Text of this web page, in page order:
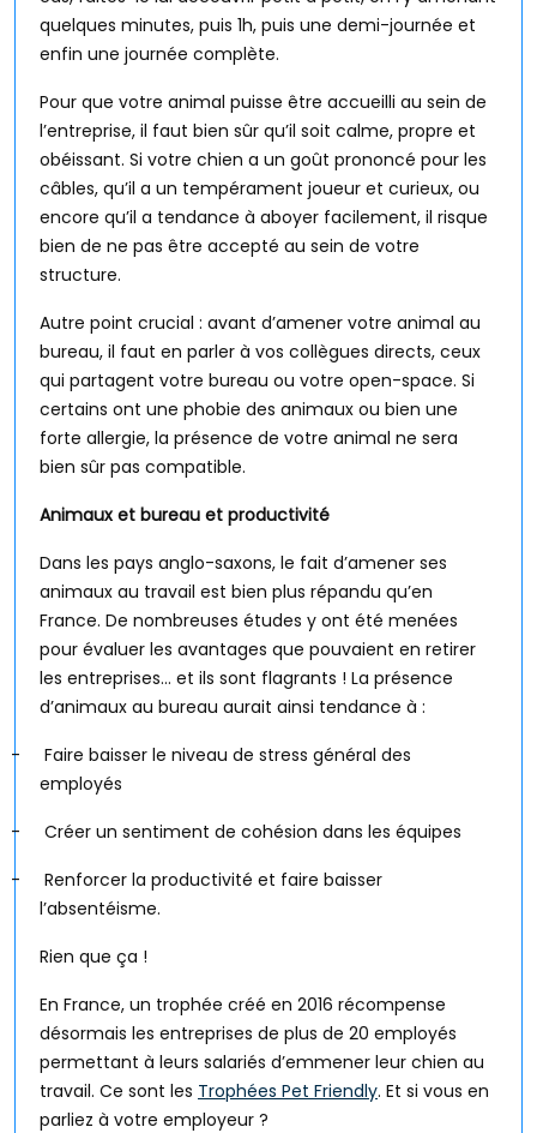
quelques minutes, puis 1h, puis une demi-journée et
enfin une journée complète.
Pour que votre animal puisse être accueilli au sein de
l’entreprise, il faut bien sûr qu’il soit calme, propre et
obéissant. Si votre chien a un goût prononcé pour les
câbles, qu’il a un tempérament joueur et curieux, ou
encore qu’il a tendance à aboyer facilement, il risque
bien de ne pas être accepté au sein de votre
structure.
Autre point crucial : avant d’amener votre animal au
bureau, il faut en parler à vos collègues directs, ceux
qui partagent votre bureau ou votre open-space. Si
certains ont une phobie des animaux ou bien une
forte allergie, la présence de votre animal ne sera
bien sûr pas compatible.
Animaux et bureau et productivité
Dans les pays anglo-saxons, le fait d’amener ses
animaux au travail est bien plus répandu qu’en
France. De nombreuses études y ont été menées
pour évaluer les avantages que pouvaient en retirer
les entreprises… et ils sont flagrants ! La présence
d’animaux au bureau aurait ainsi tendance à :
-
Faire baisser le niveau de stress général des
employés
-
Créer un sentiment de cohésion dans les équipes
-
Renforcer la productivité et faire baisser
l’absentéisme.
Rien que ça !
En France, un trophée créé en 2016 récompense
désormais les entreprises de plus de 20 employés
permettant à leurs salariés d’emmener leur chien au
travail. Ce sont les Trophées Pet Friendly. Et si vous en
parliez à votre employeur ?